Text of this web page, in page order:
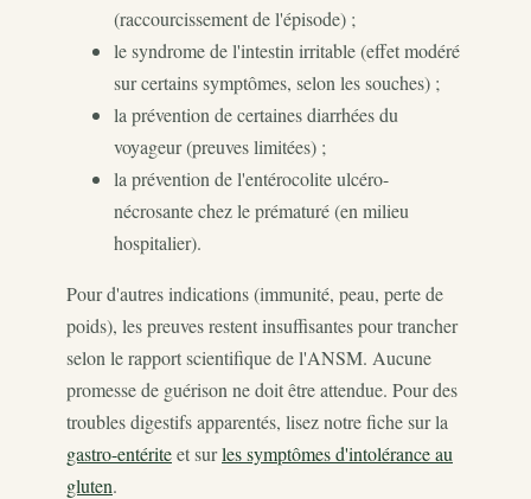
(raccourcissement de l'épisode) ;
le syndrome de l'intestin irritable (effet modéré
sur certains symptômes, selon les souches) ;
la prévention de certaines diarrhées du
voyageur (preuves limitées) ;
la prévention de l'entérocolite ulcéro-
nécrosante chez le prématuré (en milieu
hospitalier).
Pour d'autres indications (immunité, peau, perte de
poids), les preuves restent insuffisantes pour trancher
selon le rapport scientifique de l'ANSM. Aucune
promesse de guérison ne doit être attendue. Pour des
troubles digestifs apparentés, lisez notre fiche sur la
gastro-entériteet surles symptômes d'intolérance au
gluten.